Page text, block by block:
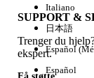
SUPPORT &
Trenger du
ekspert.
Italiano
日本語
Español
Español